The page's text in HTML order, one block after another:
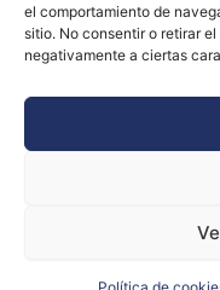
el comportamiento de
sitio. No consentir o retirar
negativamente a ciertas